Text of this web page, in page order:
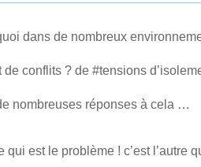
dans de nombreux
de conflits ? de #tensions
nombreuses réponses à cela …
qui est le problème ! c’est l’autre